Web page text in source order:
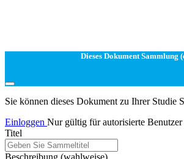
Dieses Dokument Sammlung
Sie können dieses Dokument zu Ihrer Studie
Einloggen Nur gültig für autorisierte Benutzer
Titel
Beschreibung (wahlweise)